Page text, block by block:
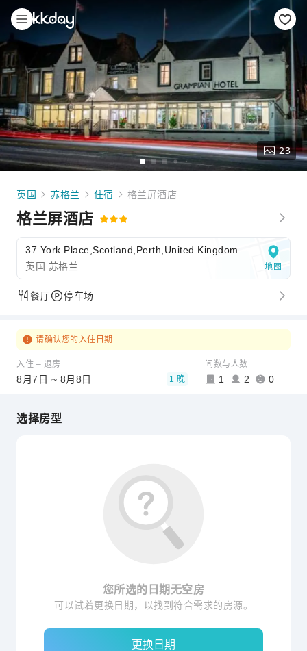
23
英国 苏格兰 住宿 格兰屏酒店
格兰屏酒店
37 York Place,Scotland,Perth,United Kingdom
英国 苏格兰
地图
餐厅 停车场
请确认您的入住日期
入住 – 退房
8月7日 ~ 8月8日 1 晚
间数与人数
1 2 0
选择房型
您所选的日期无空房
可以试着更换日期，以找到符合需求的房源。
更换日期